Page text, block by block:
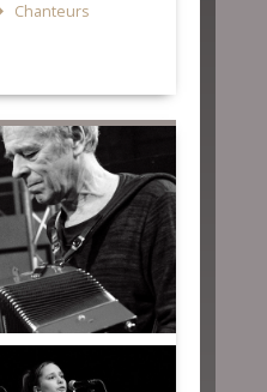
Chanteurs